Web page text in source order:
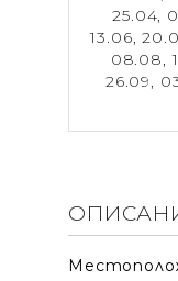
25.04,
13.06,
08.08,
26.09,